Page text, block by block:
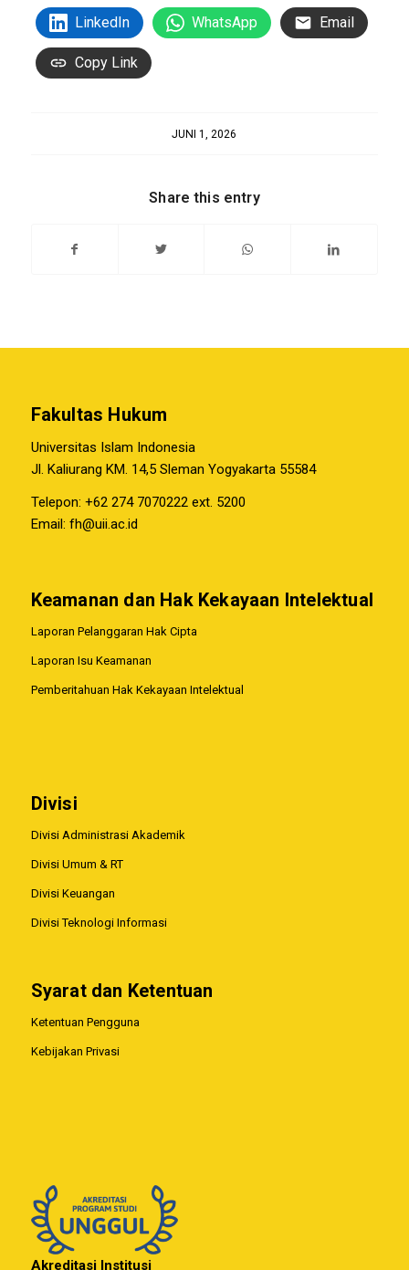
LinkedIn WhatsApp Email
Copy Link
JUNI 1, 2026
Share this entry
Fakultas Hukum
Universitas Islam Indonesia
Jl. Kaliurang KM. 14,5 Sleman Yogyakarta 55584
Telepon: +62 274 7070222 ext. 5200
Email: fh@uii.ac.id
Keamanan dan Hak Kekayaan Intelektual
Laporan Pelanggaran Hak Cipta
Laporan Isu Keamanan
Pemberitahuan Hak Kekayaan Intelektual
Divisi
Divisi Administrasi Akademik
Divisi Umum & RT
Divisi Keuangan
Divisi Teknologi Informasi
Syarat dan Ketentuan
Ketentuan Pengguna
Kebijakan Privasi
Akreditasi Institusi